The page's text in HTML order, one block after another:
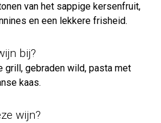
van het sappige kersenfruit,
en een lekkere frisheid.
bij?
grill, gebraden wild, pasta met
kaas.
wijn?